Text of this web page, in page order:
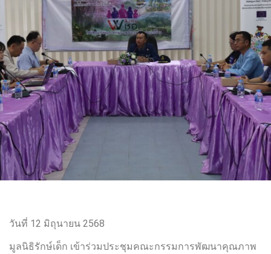
วันที่ 12 มิถุนายน 2568
มูลนิธิรักษ์เด็ก เข้าร่วมประชุมคณะกรรมการพัฒนาคุณภาพ